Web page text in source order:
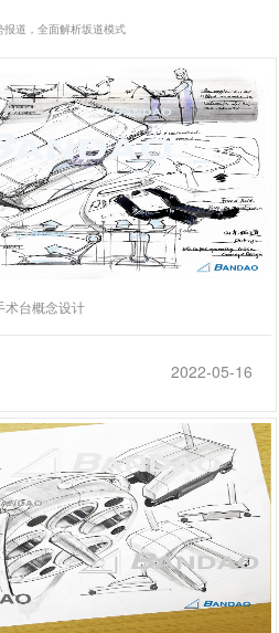
报道，全面解析坂道模式
术台概念设计
2022-05-16